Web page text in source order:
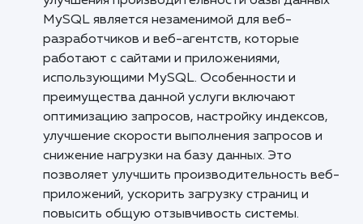
команды.
Если вы хотите улучшить
вашей базы данных MySQL и
всеми преимуществами, которые это
принести, свяжитесь с нами сегодня. Мы